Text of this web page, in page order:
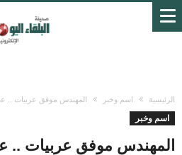
الرئيسية اسم وخبر المهندس موفق عربيات ..
اسم وخبر
المهندس موفق عربيات